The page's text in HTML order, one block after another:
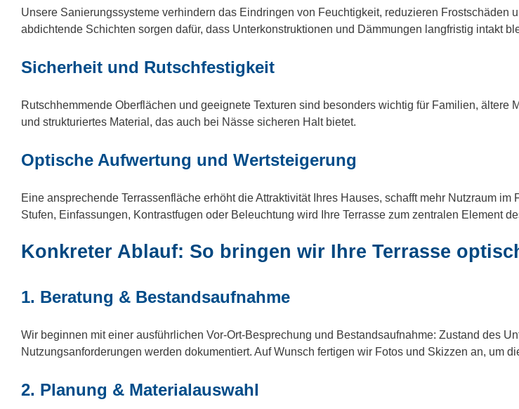
Unsere Sanierungssysteme verhindern das Eindringen von Feuchtigkeit, reduzieren Frostschäden
abdichtende Schichten sorgen dafür, dass Unterkonstruktionen und Dämmungen langfristig intakt
Sicherheit und Rutschfestigkeit
Rutschhemmende Oberflächen und geeignete Texturen sind besonders wichtig für Familien,
und strukturiertes Material, das auch bei Nässe sicheren Halt bietet.
Optische Aufwertung und Wertsteigerung
Eine ansprechende Terrassenfläche erhöht die Attraktivität Ihres Hauses, schafft mehr Nutzraum
Stufen, Einfassungen, Kontrastfugen oder Beleuchtung wird Ihre Terrasse zum zentralen Element
Konkreter Ablauf: So bringen wir Ihre Terrasse
1. Beratung & Bestandsaufnahme
Wir beginnen mit einer ausführlichen Vor-Ort-Besprechung und Bestandsaufnahme: Zustand des
Nutzungsanforderungen werden dokumentiert. Auf Wunsch fertigen wir Fotos und Skizzen an, um
2. Planung & Materialauswahl